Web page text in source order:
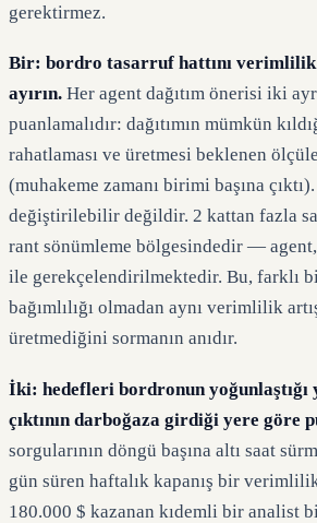
gerektirmez.
Bir: bordro tasarruf hattını verimlilik
ayırın. Her agent dağıtım önerisi iki
puanlamalıdır: dağıtımın mümkün
rahatlaması ve üretmesi beklenen
(muhakeme zamanı birimi başına
değiştirilebilir değildir. 2 kattan fazla
rant sönümleme bölgesindedir —
ile gerekçelendirilmektedir. Bu, farklı
bağımlılığı olmadan aynı verimlilik
üretmediğini sormanın anıdır.
İki: hedefleri bordronun yoğunlaştığı
çıktının darboğaza girdiği yere göre
sorgularının döngü başına altı saat
gün süren haftalık kapanış bir
180.000 $ kazanan kıdemli bir analist